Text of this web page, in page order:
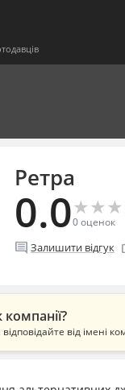
Ретра
0.0★
★★
★★
★
0оценок
comment Залишити відгук
від імені